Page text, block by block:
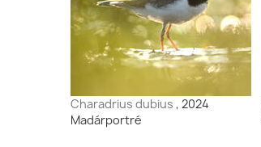
Charadrius dubius , 2024
Madárportré